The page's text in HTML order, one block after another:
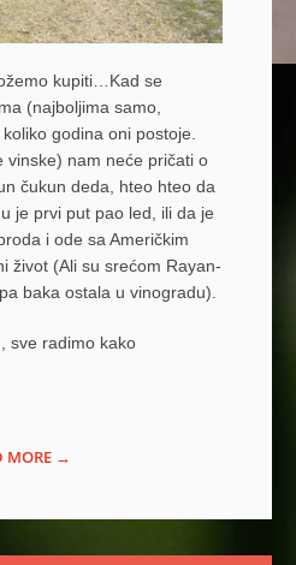
kupiti…Kad se
(najboljima samo,
godina oni postoje.
vinske) nam neće pričati o
čukun deda, hteo hteo da
je prvi put pao led, ili da je
i ode sa Američkim
život (Ali su srećom Rayan-
baka ostala u vinogradu).
sve radimo kako
MORE →